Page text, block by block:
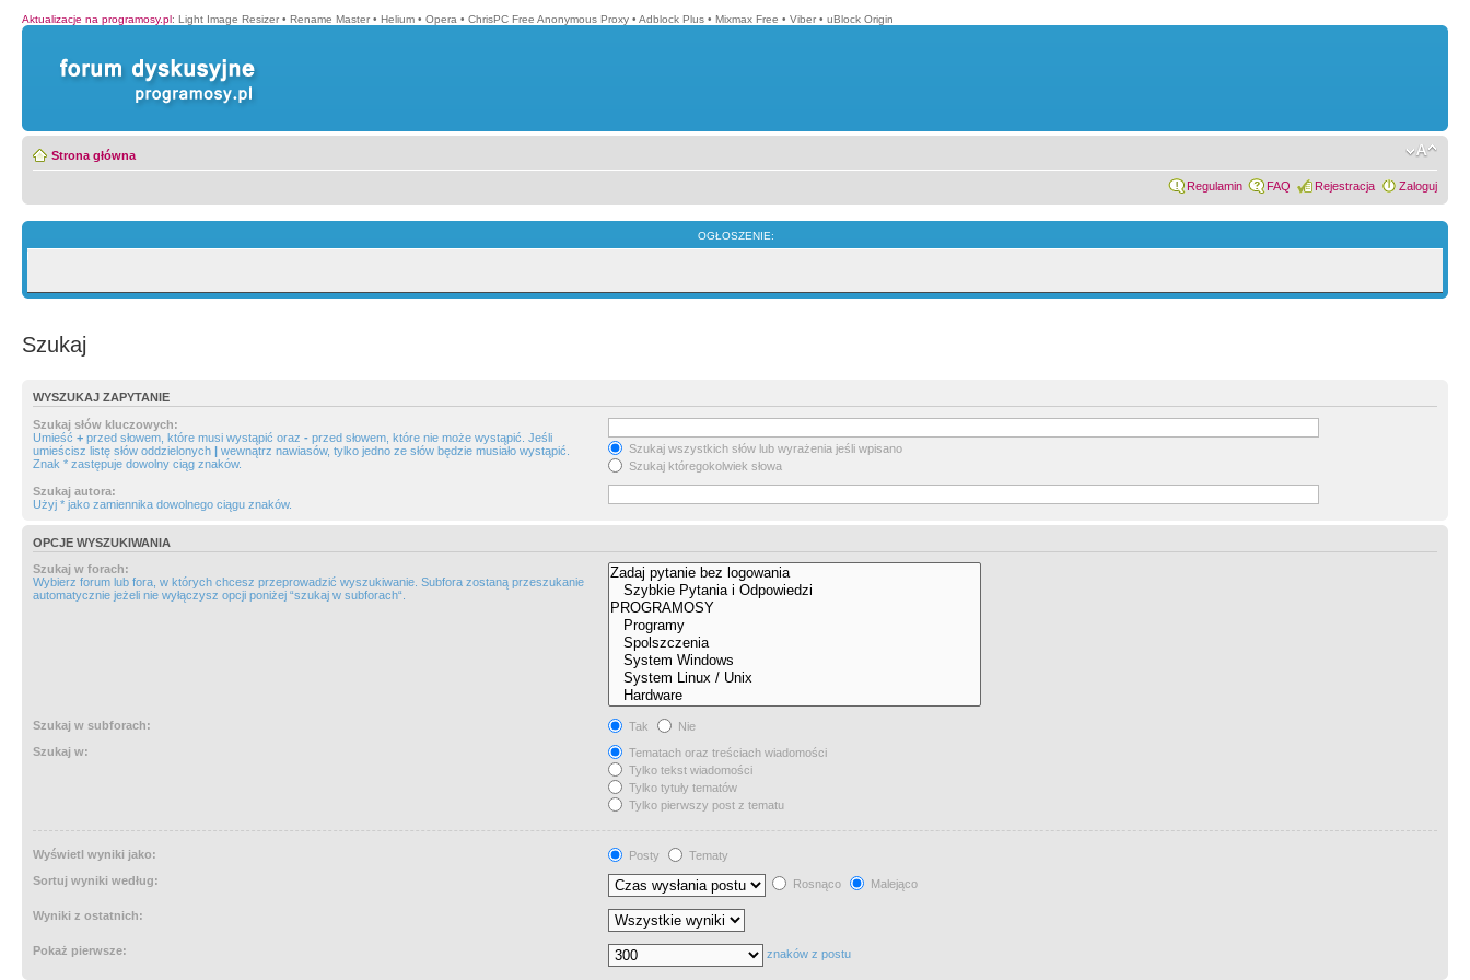
Aktualizacje na programosy.pl: Light Image Resizer • Rename Master • Helium • Opera • ChrisPC Free Anonymous Proxy • Adblock Plus • Mixmax Free • Viber • uBlock Origin
Strona główna
Regulamin FAQ Rejestracja Zaloguj
OGŁOSZENIE:
Szukaj
WYSZUKAJ ZAPYTANIE
Szukaj słów kluczowych:
Umieść + przed słowem, które musi wystąpić oraz - przed słowem, które nie może wystąpić. Jeśli
umieścisz listę słów oddzielonych | wewnątrz nawiasów, tylko jedno ze słów będzie musiało wystąpić.
Znak * zastępuje dowolny ciąg znaków.
Szukaj wszystkich słów lub wyrażenia jeśli wpisano
Szukaj któregokolwiek słowa
Szukaj autora:
Użyj * jako zamiennika dowolnego ciągu znaków.
OPCJE WYSZUKIWANIA
Szukaj w forach:
Wybierz forum lub fora, w których chcesz przeprowadzić wyszukiwanie. Subfora zostaną przeszukanie
automatycznie jeżeli nie wyłączysz opcji poniżej “szukaj w subforach“.
Szukaj w subforach: Tak
Nie
Szukaj w:
Tematach oraz treściach wiadomości
Tylko tekst wiadomości
Tylko tytuły tematów
Tylko pierwszy post z tematu
Wyświetl wyniki jako: Posty
Tematy
Sortuj wyniki według:
Rosnąco Malejąco
Wyniki z ostatnich:
Pokaż pierwsze: znaków z postu